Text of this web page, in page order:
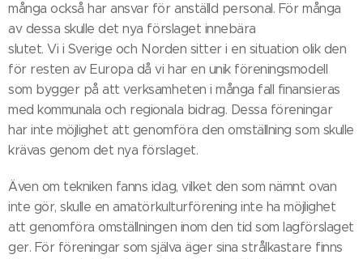
många också har ansvar för anställd personal. För många
av dessa skulle det nya förslaget innebära
slutet. Vi i Sverige och Norden sitter i en situation olik den
för resten av Europa då vi har en unik föreningsmodell
som bygger på att verksamheten i många fall finansieras
med kommunala och regionala bidrag. Dessa föreningar
har inte möjlighet att genomföra den omställning som skulle
krävas genom det nya förslaget.
Även om tekniken fanns idag, vilket den som nämnt ovan
inte gör, skulle en amatörkulturförening inte ha möjlighet
att genomföra omställningen inom den tid som lagförslaget
ger. För föreningar som själva äger sina strålkastare finns